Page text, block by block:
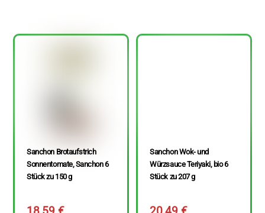
Sanchon Brotaufstrich
Sonnentomate, Sanchon 6
Stück zu 150 g
Sanchon Wok- und
Würzsauce Teriyaki, bio 6
Stück zu 207 g